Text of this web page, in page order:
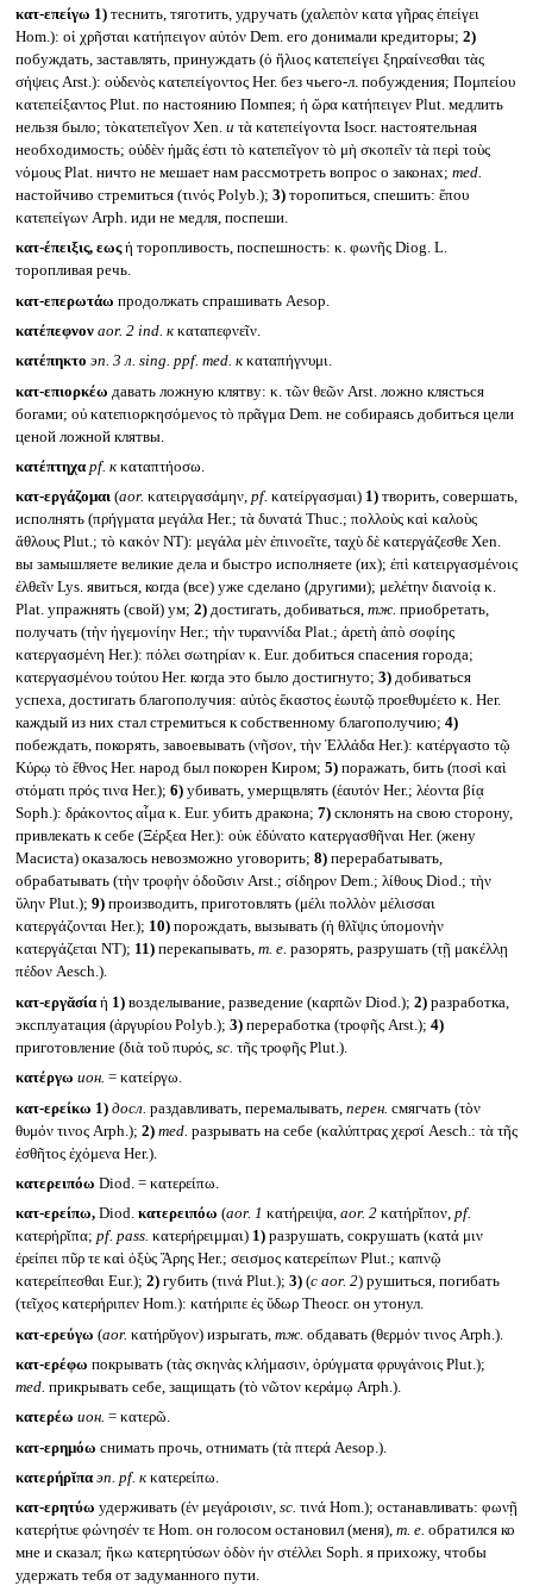
κατ-επείγω 1)теснить, тяготить, удручать (χαλεπὸν κατα γῆρας ἐπείγει
Hom.): οἱ χρῆσται κατήπειγον αὐτόν Dem. его донимали кредиторы; 2)
побуждать, заставлять, принуждать (ὁ ἥλιος κατεπείγει ξηραίνεσθαι τὰς
σήψεις Arst.): οὐδενὸς κατεπείγοντος Her. без чьего-л. побуждения; Πομπείου
κατεπείξαντος Plut. по настоянию Помпея; ἡ ὥρα κατήπειγεν Plut. медлить
нельзя было; τὸκατεπεῖγον Xen. и τὰ κατεπείγοντα Isocr. настоятельная
необходимость; οὐδὲν ἡμᾶς ἐστι τὸ κατεπεῖγον τὸ μὴ σκοπεῖν τὰ περὶ τοὺς
νόμους Plat. ничто не мешает нам рассмотреть вопрос о законах; med.
настойчиво стремиться (τινός Polyb.); 3)торопиться, спешить: ἕπου
κατεπείγων Arph. иди не медля, поспеши.
κατ-έπειξις, εωςἡ торопливость, поспешность: κ. φωνῆς Diog. L.
торопливая речь.
κατ-επερωτάω продолжать спрашивать Aesop.
κατέπεφνον aor. 2 ind. кκαταπεφνεῖν.
κατέπηκτο эп. 3 л. sing. ppf. med. кκαταπήγνυμι.
κατ-επιορκέω давать ложную клятву: κ. τῶν θεῶν Arst. ложно клясться
богами; οὐ κατεπιορκησόμενος τὸ πρᾶγμα Dem. не собираясь добиться цели
ценой ложной клятвы.
κατέπτηχα pf. кκαταπτήοσω.
κατ-εργάζομαι (aor. κατειργασάμην, pf. κατείργασμαι) 1)творить, совершать,
исполнять (πρήγματα μεγάλα Her.; τὰ δυνατά Thuc.; πολλοὺς καὶ καλοὺς
ἄθλους Plut.; τὸ κακόν NT): μεγάλα μὲν ἐπινοεῖτε, ταχὺ δὲ κατεργάζεσθε Xen.
вы замышляете великие дела и быстро исполняете (их); ἐπὶ κατειργασμένοις
ἐλθεῖν Lys. явиться, когда (все) уже сделано (другими); μελέτην διανοίᾳ κ.
Plat. упражнять (свой) ум; 2)достигать, добиваться, тж. приобретать,
получать (τὴν ἡγεμονίην Her.; τὴν τυραννίδα Plat.; ἀρετὴ ἀπὸ σοφίης
κατεργασμένη Her.): πόλει σωτηρίαν κ. Eur. добиться спасения города;
κατεργασμένου τούτου Her. когда это было достигнуто; 3)добиваться
успеха, достигать благополучия: αὐτὸς ἕκαστος ἑωυτῷ προεθυμέετο κ. Her.
каждый из них стал стремиться к собственному благополучию; 4)
побеждать, покорять, завоевывать (νῆσον, τὴν Ἑλλάδα Her.): κατέργαστο τῷ
Κύρῳ τὸ ἔθνος Her. народ был покорен Киром; 5)поражать, бить (ποσὶ καὶ
στόματι πρός τινα Her.); 6)убивать, умерщвлять (ἑαυτόν Her.; λέοντα βίᾳ
Soph.): δράκοντος αἷμα κ. Eur. убить дракона; 7)склонять на свою сторону,
привлекать к себе (Ξέρξεα Her.): οὐκ ἐδύνατο κατεργασθῆναι Her. (жену
Масиста) оказалось невозможно уговорить; 8)перерабатывать,
обрабатывать (τὴν τροφὴν ὀδοῦσιν Arst.; σίδηρον Dem.; λίθους Diod.; τὴν
ὕλην Plut.); 9)производить, приготовлять (μέλι πολλὸν μέλισσαι
κατεργάζονται Her.); 10)порождать, вызывать (ἡ θλῖψις ὑπομονὴν
κατεργάζεται NT); 11)перекапывать, т. е. разорять, разрушать (τῇ μακέλλῃ
πέδον Aesch.).
κατ-εργᾰσία ἡ 1)возделывание, разведение (καρπῶν Diod.); 2)разработка,
эксплуатация (ἀργυρίου Polyb.); 3)переработка (τροφῆς Arst.); 4)
приготовление (διὰ τοῦ πυρός, sc. τῆς τροφῆς Plut.).
κατέργω ион. = κατείργω.
κατ-ερείκω 1) досл. раздавливать, перемалывать, перен. смягчать (τὸν
θυμόν τινος Arph.); 2) med. разрывать на себе (καλύπτρας χερσί Aesch.: τὰ τῆς
ἐσθῆτος ἐχόμενα Her.).
κατερειπόω Diod. = κατερείπω.
κατ-ερείπω,Diod. κατερειπόω (aor. 1 κατήρειψα, aor. 2κατήρῐπον, pf.
κατερήρῐπα; pf. pass. κατερήρειμμαι) 1)разрушать, сокрушать (κατά μιν
ἐρείπει πῦρ τε καὶ ὀξὺς Ἄρης Her.; σεισμος κατερείπων Plut.; καπνῷ
κατερείπεσθαι Eur.); 2)губить (τινά Plut.); 3)(с aor. 2) рушиться, погибать
(τεῖχος κατερήριπεν Hom.): κατήριπε ἐς ὕδωρ Theocr. он утонул.
κατ-ερεύγω (aor. κατήρῠγον) изрыгать, тж. обдавать (θερμόν τινος Arph.).
κατ-ερέφω покрывать (τὰς σκηνὰς κλήμασιν, ὀρύγματα φρυγάνοις Plut.);
med. прикрывать себе, защищать (τὸ νῶτον κεράμῳ Arph.).
κατερέω ион. = κατερῶ.
κατ-ερημόω снимать прочь, отнимать (τὰ πτερά Aesop.).
κατερήρῐπα эп. pf. кκατερείπω.
κατ-ερητύω удерживать (ἐν μεγάροισιν, sc. τινά Hom.); останавливать: φωνῇ
κατερήτυε φώνησέν τε Hom. он голосом остановил (меня), т. е. обратился ко
мне и сказал; ἥκω κατερητύσων ὁδὸν ἡν στέλλει Soph. я прихожу, чтобы
удержать тебя от задуманного пути.